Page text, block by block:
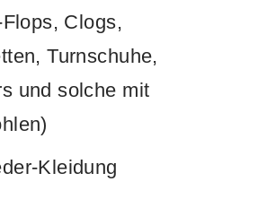
Clogs,
Turnschuhe,
und solche mit
Kleidung